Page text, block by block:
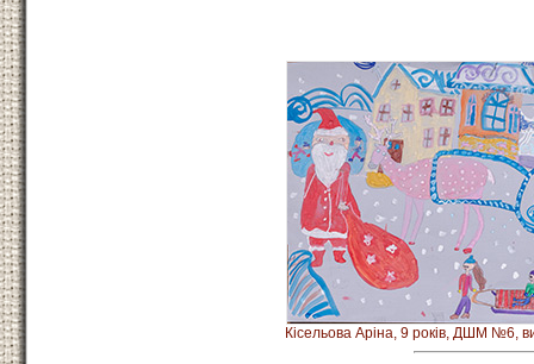
Кісельова Аріна, 9 років, ДШМ №6,